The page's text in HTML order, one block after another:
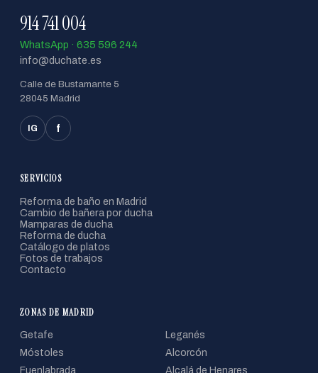
914 741 004
WhatsApp · 635 596 244
info@duchate.es
Calle de Bustamante 5
28045 Madrid
IG f
SERVICIOS
Reforma de baño en Madrid
Cambio de bañera por ducha
Mamparas de ducha
Reforma de ducha
Catálogo de platos
Fotos de trabajos
Contacto
ZONAS DE MADRID
Getafe
Leganés
Móstoles
Alcorcón
Fuenlabrada
Alcalá de Henares